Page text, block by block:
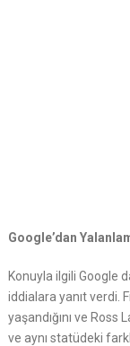
Google’dan
Konuyla ilgili Google
iddialara yanıt verdi.
yaşandığını ve
ve aynı statüdeki